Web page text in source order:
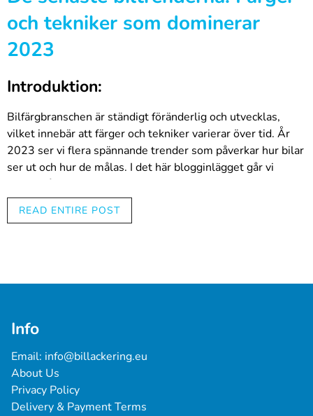
och tekniker som dominerar
2023
Introduktion:
Bilfärgbranschen är ständigt föränderlig och utvecklas,
vilket innebär att färger och tekniker varierar över tid. År
2023 ser vi flera spännande trender som påverkar hur bilar
ser ut och hur de målas. I det här blogginlägget går vi
igenom årets hetaste biltrender och ger tips om hur du kan
dra nytta av dessa trender i ditt eget arbete som
professionell bilfärgare.
alternativ. Dessa färger återspeglar värderingar som
bilägare.
2. Elbilar och hållbar utveckling
READ ENTIRE POST
Info
Email: info@billackering.eu
About Us
Privacy Policy
Delivery & Payment Terms